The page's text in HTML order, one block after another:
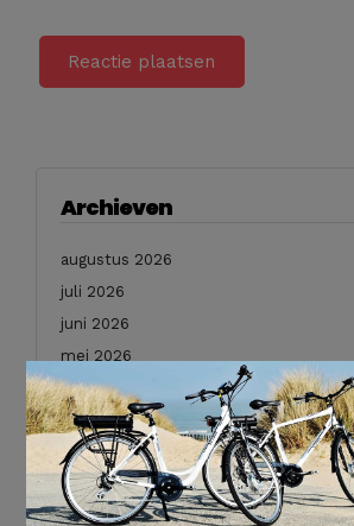
Archieven
augustus 2026
juli 2026
juni 2026
mei 2026
februari 2026
januari 2026
december 2025
november 2025
oktober 2025